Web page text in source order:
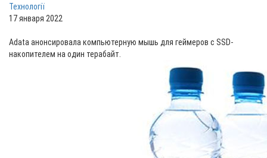
Технології
17 января 2022
Adata анонсировала компьютерную мышь для геймеров с SSD-
накопителем на один терабайт.